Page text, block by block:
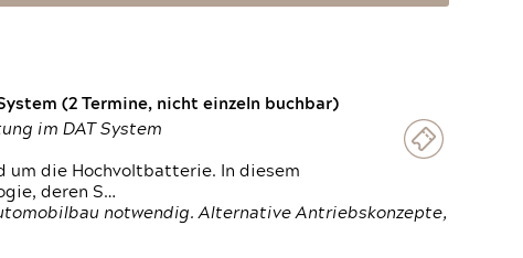
(2 Termine, nicht einzeln buchbar)
im DAT System
um die Hochvoltbatterie. In diesem
deren S…
notwendig. Alternative Antriebskonzepte,